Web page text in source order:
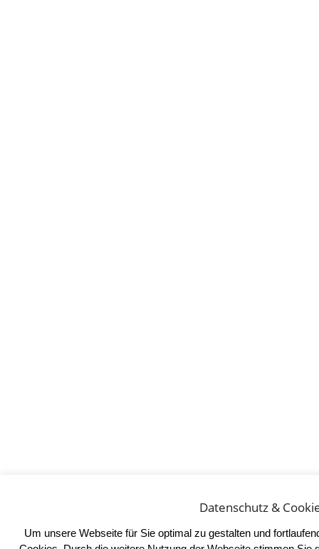
Datenschutz &
Um unsere Webseite für Sie optimal zu gestalten und